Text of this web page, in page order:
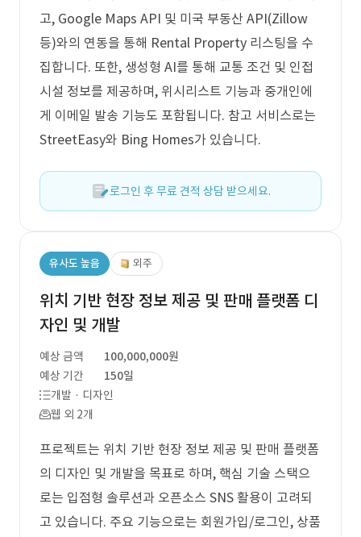
고, Google Maps API 및 미국 부동산 API(Zillow
등)와의 연동을 통해 Rental Property 리스팅을 수
집합니다. 또한, 생성형 AI를 통해 교통 조건 및 인접
시설 정보를 제공하며, 위시리스트 기능과 중개인에
게 이메일 발송 기능도 포함됩니다. 참고 서비스로는
StreetEasy와 Bing Homes가 있습니다.
로그인 후 무료 견적 상담 받으세요.
유사도 높음 외주
위치 기반 현장 정보 제공 및 판매 플랫폼 디
자인 및 개발
예상 금액
100,000,000원
예상 기간
150일
개발 · 디자인
웹 외 2개
프로젝트는 위치 기반 현장 정보 제공 및 판매 플랫폼
의 디자인 및 개발을 목표로 하며, 핵심 기술 스택으
로는 입점형 솔루션과 오픈소스 SNS 활용이 고려되
고 있습니다. 주요 기능으로는 회원가입/로그인, 상품